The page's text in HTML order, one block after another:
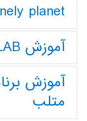
planet
آموزش MATLAB
آموزش
متلب